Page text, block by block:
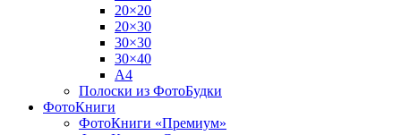
20×20
20×30
30×30
30×40
A4
Полоски из ФотоБудки
ФотоКниги
ФотоКниги «Премиум»